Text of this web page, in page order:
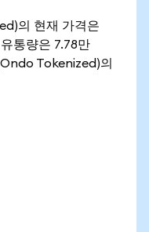
의 현재 가격은
통량은 7.78만
Tokenized)의